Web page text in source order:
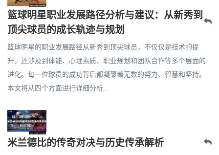
篮球明星职业发展路径分析与建议：从新秀到
顶尖球员的成长轨迹与规划
篮球明星的职业发展路径从新秀到顶尖球员，不仅仅是技术的提
升，还涉及到体能、心理素质、职业规划和团队合作等多个层面的
进化。每一位球员的成功背后都凝聚着无数的努力、智慧和坚持。
本文将从四个方面进行详细分析...
米兰德比的传奇对决与历史传承解析